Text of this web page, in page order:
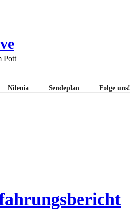
Pott
Nilenia Sendeplan Folge uns!